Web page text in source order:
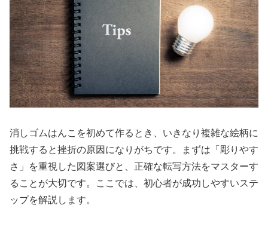
消しゴムはんこを初めて作るとき、いきなり複雑な絵柄に
挑戦すると挫折の原因になりがちです。まずは「彫りやす
さ」を重視した図案選びと、正確な転写方法をマスターす
ることが大切です。ここでは、初心者が成功しやすいステ
ップを解説します。